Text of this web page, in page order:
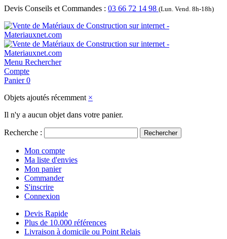
Devis Conseils et Commandes : 03 66 72 14 98 (Lun. Vend. 8h-18h)
Menu Rechercher
Compte
Panier 0
Objets ajoutés récemment ×
Il n'y a aucun objet dans votre panier.
Recherche : Rechercher
Mon compte
Ma liste d'envies
Mon panier
Commander
S'inscrire
Connexion
Devis Rapide
Plus de 10.000 références
Livraison à domicile ou Point Relais